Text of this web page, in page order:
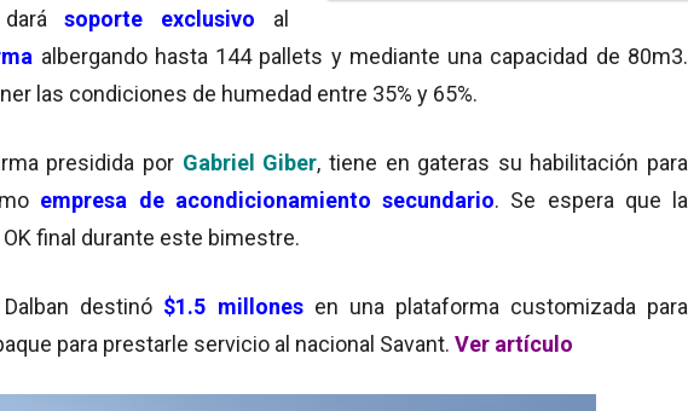
darásoporte exclusivo
al
albergando hasta 144 pallets y mediante una capacidad de 80m3.
las condiciones de humedad entre 35% y 65%.
presidida por Gabriel Giber, tiene en gateras su habilitación para
empresa de acondicionamiento secundario. Se espera que la
final durante este bimestre.
destinó $1.5 millones en una plataforma customizada para
para prestarle servicio al nacional Savant. Ver artículo